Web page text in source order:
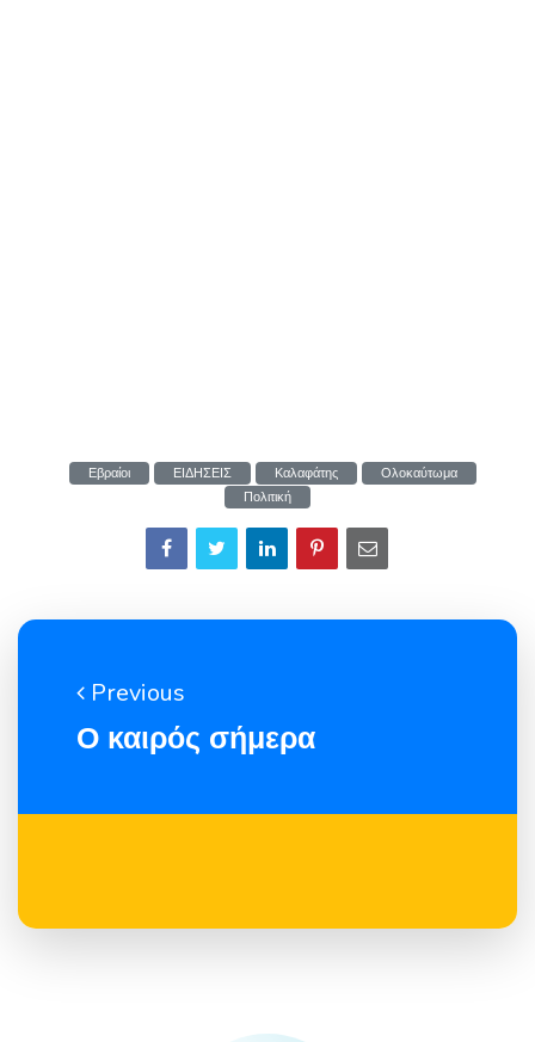
Εβραίοι ΕΙΔΗΣΕΙΣ Καλαφάτης
Ολοκαύτωμα
Πολιτική
Previous
Ο καιρός σήμερα